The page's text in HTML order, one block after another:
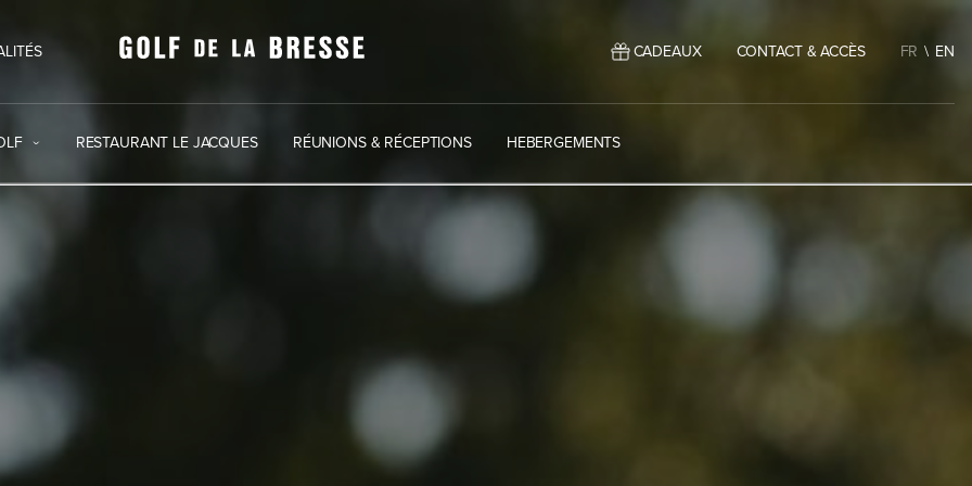
CADEAUX CONTACT & ACCÈS FR EN
RESTAURANT LE JACQUES RÉUNIONS & RÉCEPTIONS HEBERGEMENTS